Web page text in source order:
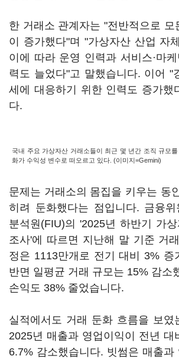
한 거래소 관계자는 "전반적으로 모
이 증가했다"며 "가상자산 산업 자
이에 따라 운영 인력과 서비스·마
력도 늘었다"고 말했습니다. 이어 "
세에 대응하기 위한 인력도 증가했
다.
국내 주요 가상자산 거래소들이 최근 몇 년간 조직 규모
화가 수익성 변수로 떠오르고 있다. (이미지=Gemini)
문제는 거래소의 몸집을 키우는 동
히려 둔화했다는 점입니다. 금융위
분석원(FIU)의 '2025년 하반기 가
조사'에 따르면 지난해 말 기준 거
정은 1113만개로 전기 대비 3% 증
반면 일평균 거래 규모는 15% 감소
손익도 38% 줄었습니다.
실적에서도 거래 둔화 흐름을 보였
2025년 매출과 영업이익이 전년 대
6.7% 감소했습니다. 빗썸은 매출과